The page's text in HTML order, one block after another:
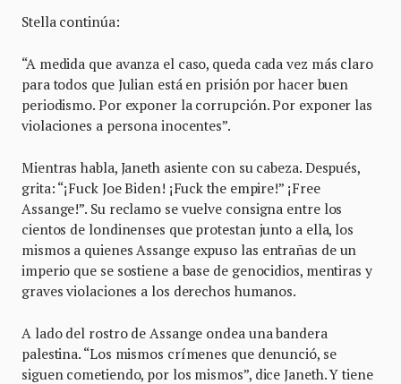
Stella continúa:
“A medida que avanza el caso, queda cada vez más claro
para todos que Julian está en prisión por hacer buen
periodismo. Por exponer la corrupción. Por exponer las
violaciones a persona inocentes”.
Mientras habla, Janeth asiente con su cabeza. Después,
grita: “¡Fuck Joe Biden! ¡Fuck the empire!” ¡Free
Assange!”. Su reclamo se vuelve consigna entre los
cientos de londinenses que protestan junto a ella, los
mismos a quienes Assange expuso las entrañas de un
imperio que se sostiene a base de genocidios, mentiras y
graves violaciones a los derechos humanos.
A lado del rostro de Assange ondea una bandera
palestina. “Los mismos crímenes que denunció, se
siguen cometiendo, por los mismos”, dice Janeth. Y tiene